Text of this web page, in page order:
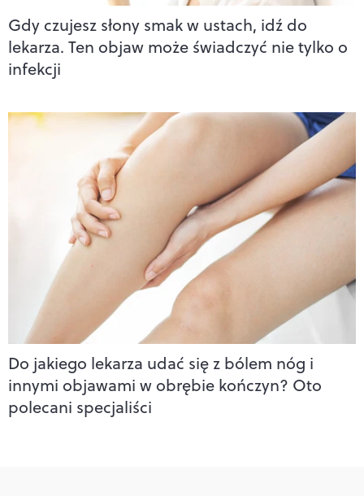
Gdy czujesz słony smak w ustach, idź do
lekarza. Ten objaw może świadczyć nie tylko o
infekcji
Do jakiego lekarza udać się z bólem nóg i
innymi objawami w obrębie kończyn? Oto
polecani specjaliści